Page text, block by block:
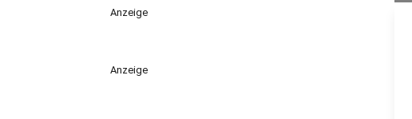
Anzeige
Anzeige